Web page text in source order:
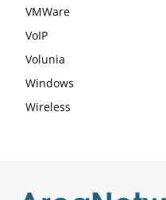
VMWare
VoIP
Volunia
Windows
Wireless